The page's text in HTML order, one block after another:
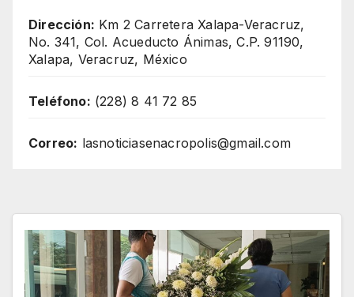
Dirección: Km 2 Carretera Xalapa-Veracruz,
No. 341, Col. Acueducto Ánimas, C.P. 91190,
Xalapa, Veracruz, México
Teléfono: (228) 8 41 72 85
Correo: lasnoticiasenacropolis@gmail.com